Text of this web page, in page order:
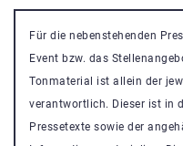
Für die nebenstehenden
Event bzw. das
Tonmaterial ist allein der
verantwortlich. Dieser ist in
Pressetexte sowie der